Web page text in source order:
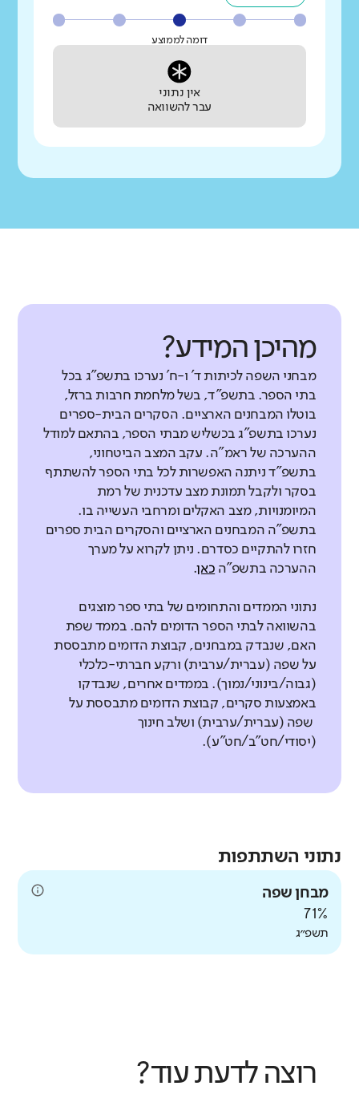
דומה לממוצע
אין נתוני
עבר להשוואה
מהיכן המידע?
מבחני השפה לכיתות ד' ו-ח' נערכו בתשפ"ג בכל
בתי הספר. בתשפ"ד, בשל מלחמת חרבות ברזל,
בוטלו המבחנים הארציים. הסקרים הבית-ספרים
נערכו בתשפ"ג בכשליש מבתי הספר, בהתאם למודל
ההערכה של ראמ"ה. עקב המצב הביטחוני,
בתשפ"ד ניתנה האפשרות לכל בתי הספר להשתתף
בסקר ולקבל תמונת מצב עדכנית של רמת
המיומנויות, מצב האקלים ומרחבי העשייה בו.
בתשפ"ה המבחנים הארציים והסקרים הבית ספרים
חזרו להתקיים כסדרם. ניתן לקרוא על מערך
ההערכה בתשפ"ה כאן.
נתוני הממדים והתחומים של בתי ספר מוצגים
בהשוואה לבתי הספר הדומים להם. בממד שפת
האם, שנבדק במבחנים, קבוצת הדומים מתבססת
על שפה (עברית/ערבית) ורקע חברתי-כלכלי
(גבוה/בינוני/נמוך). בממדים אחרים, שנבדקו
באמצעות סקרים, קבוצת הדומים מתבססת על
שפה (עברית/ערבית) ושלב חינוך
(יסודי/חט"ב/חט"ע).
נתוני השתתפות
מבחן שפה
71%
תשפ״ג
רוצה לדעת עוד?